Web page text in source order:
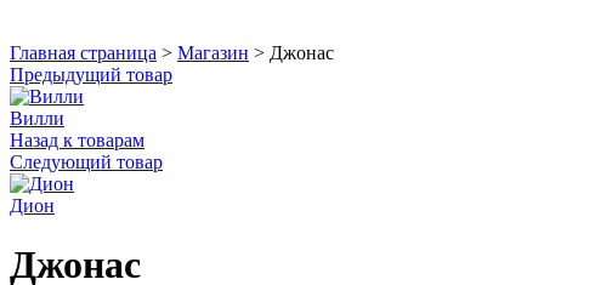
Главная страница > Магазин > Джонас
Предыдущий товар
Вилли
Назад к товарам
Следующий товар
Дион
Джонас